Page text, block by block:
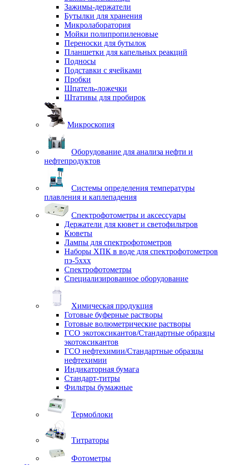
Зажимы-держатели
Бутылки для хранения
Микролаборатория
Мойки полипропиленовые
Переноски для бутылок
Планшетки для капельных реакций
Подносы
Подставки с ячейками
Пробки
Шпатель-ложечки
Штативы для пробирок
Микроскопия
Оборудование для анализа нефти и
нефтепродуктов
Системы определения температуры
плавления и каплепадения
Спектрофотометры и аксессуары
Держатели для кювет и светофильтров
Кюветы
Лампы для спектрофотометров
Наборы ХПК в воде для спектрофотометров
пэ-5ххх
Спектрофотометры
Специализированное оборудование
Химическая продукция
Готовые буферные растворы
Готовые волюметрические растворы
ГСО экотоксикантов/Стандартные образцы
экотоксикантов
ГСО нефтехимии/Стандартные образцы
нефтехимии
Индикаторная бумага
Стандарт-титры
Фильтры бумажные
Термоблоки
Титраторы
Фотометры